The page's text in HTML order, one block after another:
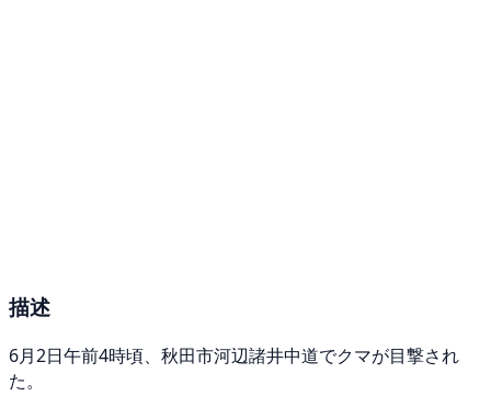
描述
6月2日午前4時頃、秋田市河辺諸井中道でクマが目撃され
た。